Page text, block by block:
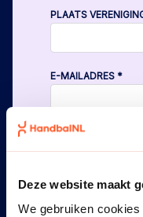
Deze website maakt
We gebruiken
PLAATS
E-MAILADRES *
Alle
aan de
alleen voor de